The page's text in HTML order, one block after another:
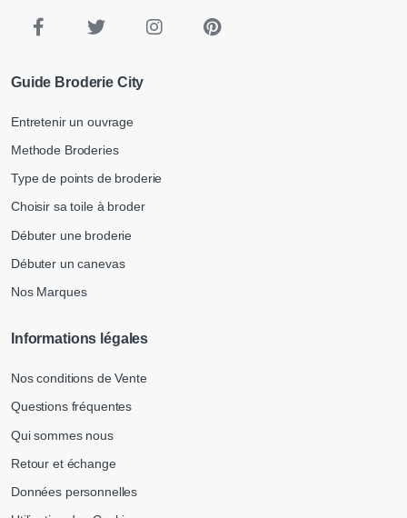
Guide Broderie City
Entretenir un ouvrage
Methode Broderies
Type de points de broderie
Choisir sa toile à broder
Débuter une broderie
Débuter un canevas
Nos Marques
Informations légales
Nos conditions de Vente
Questions fréquentes
Qui sommes nous
Retour et échange
Données personnelles